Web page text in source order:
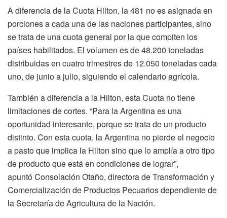
A diferencia de la Cuota Hilton, la 481 no es asignada en
porciones a cada una de las naciones participantes, sino
se trata de una cuota general por la que compiten los
países habilitados. El volumen es de 48.200 toneladas
distribuidas en cuatro trimestres de 12.050 toneladas cada
uno, de junio a julio, siguiendo el calendario agrícola.
También a diferencia a la Hilton, esta Cuota no tiene
limitaciones de cortes. “Para la Argentina es una
oportunidad interesante, porque se trata de un producto
distinto. Con esta cuota, la Argentina no pierde el negocio
a pasto que implica la Hilton sino que lo amplía a otro tipo
de producto que está en condiciones de lograr”,
apuntó Consolación Otaño, directora de Transformación y
Comercialización de Productos Pecuarios dependiente de
la Secretaría de Agricultura de la Nación.